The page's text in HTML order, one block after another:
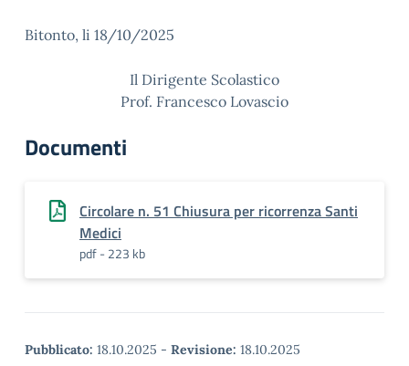
Bitonto, li 18/10/2025
Il Dirigente Scolastico
Prof. Francesco Lovascio
Documenti
Circolare n. 51 Chiusura per ricorrenza Santi
Medici
pdf - 223 kb
Pubblicato: 18.10.2025 - Revisione: 18.10.2025